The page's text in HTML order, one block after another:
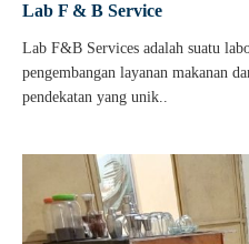
Lab F & B Service
Lab F&B Services adalah suatu
pengembangan layanan makanan
pendekatan yang unik..